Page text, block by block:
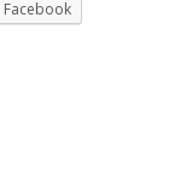
Facebook